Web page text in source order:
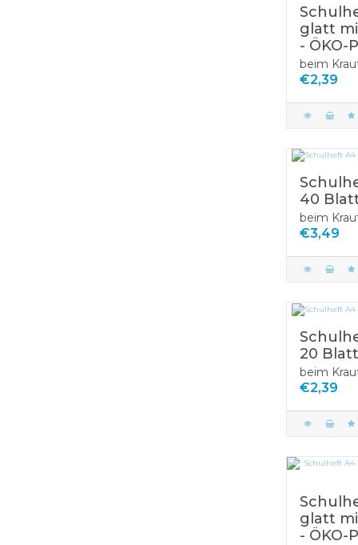
glatt
- ÖKO-
beim
€2,39
40
beim
€3,49
20
beim
€2,39
glatt
- ÖKO-